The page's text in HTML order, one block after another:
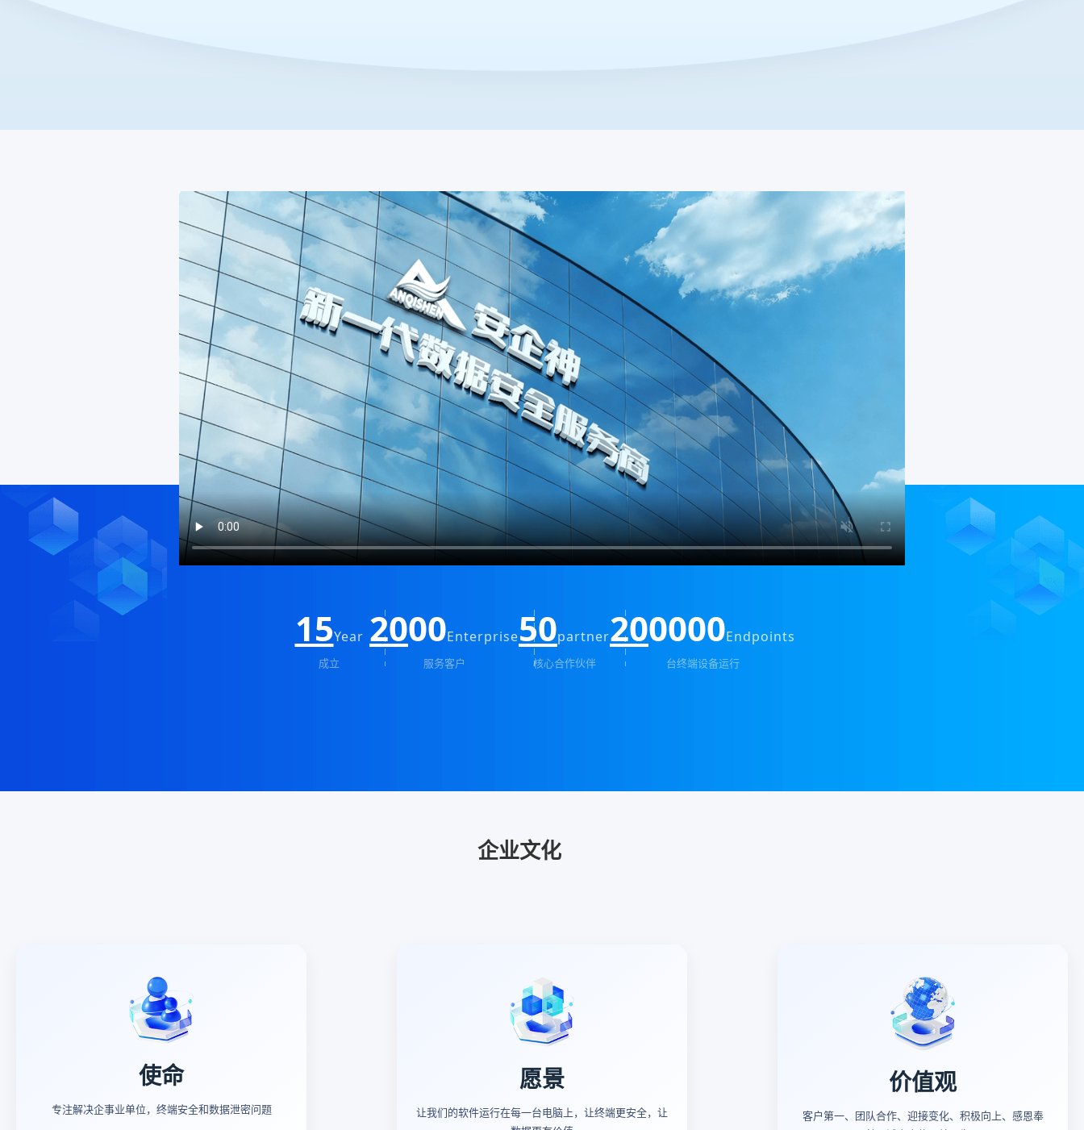
15Year
成立
2000Enterprise
服务客户
50partner
核心合作伙伴
200000Endpoints
台终端设备运行
企业文化
使命
专注解决企事业单位，终端安全和数据泄密问题
愿景
让我们的软件运行在每一台电脑上，让终端更安全，让
价值观
客户第一、团队合作、迎接变化、积极向上、感恩奉